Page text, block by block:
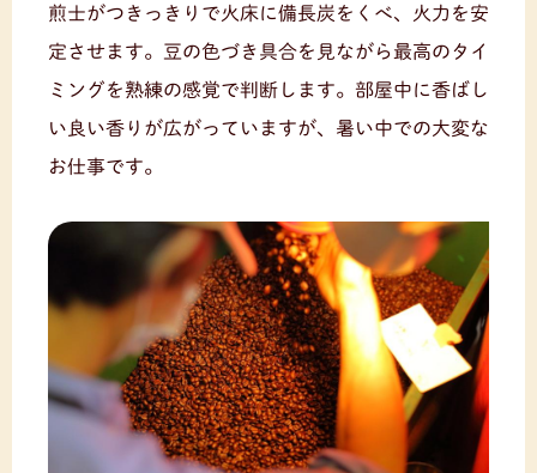
煎士がつきっきりで火床に備長炭をくべ、火力を安
定させます。豆の色づき具合を見ながら最高のタイ
ミングを熟練の感覚で判断します。部屋中に香ばし
い良い香りが広がっていますが、暑い中での大変な
お仕事です。